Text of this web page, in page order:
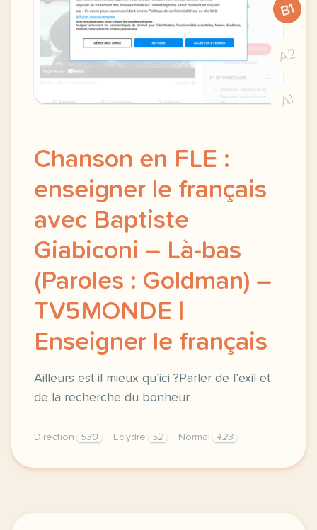
B1
A2
A1
Chanson en FLE :
enseigner le français
avec Baptiste
Giabiconi – Là-bas
(Paroles : Goldman) –
TV5MONDE |
Enseigner le français
Ailleurs est-il mieux qu’ici ?Parler de l’exil et
de la recherche du bonheur.
Direction 530 Eclydre 52 Normal 423
didomi host didomi components button cursor